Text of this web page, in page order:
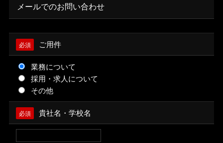
メールでのお問い合わせ
必須
ご用件
業務について
採用・求人について
その他
必須 貴社名・学校名